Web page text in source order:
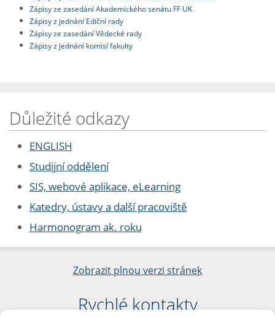
Zápisy ze zasedání Akademického senátu FF UK
Zápisy z jednání Ediční rady
Zápisy ze zasedání Vědecké rady
Zápisy z jednání komisí fakulty
Důležité odkazy
ENGLISH
Studijní oddělení
SIS, webové aplikace, eLearning
Katedry, ústavy a další pracoviště
Harmonogram ak. roku
Zobrazit plnou verzi stránek
Rychlé kontakty